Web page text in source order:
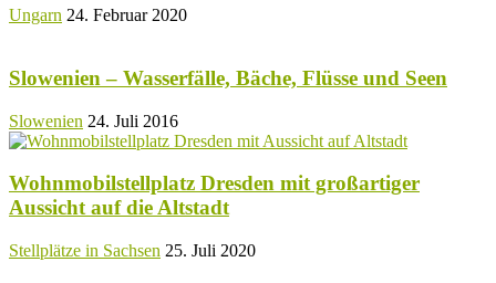
Ungarn 24. Februar 2020
Slowenien – Wasserfälle, Bäche, Flüsse und Seen
Slowenien 24. Juli 2016
Wohnmobilstellplatz Dresden mit großartiger
Aussicht auf die Altstadt
Stellplätze in Sachsen 25. Juli 2020